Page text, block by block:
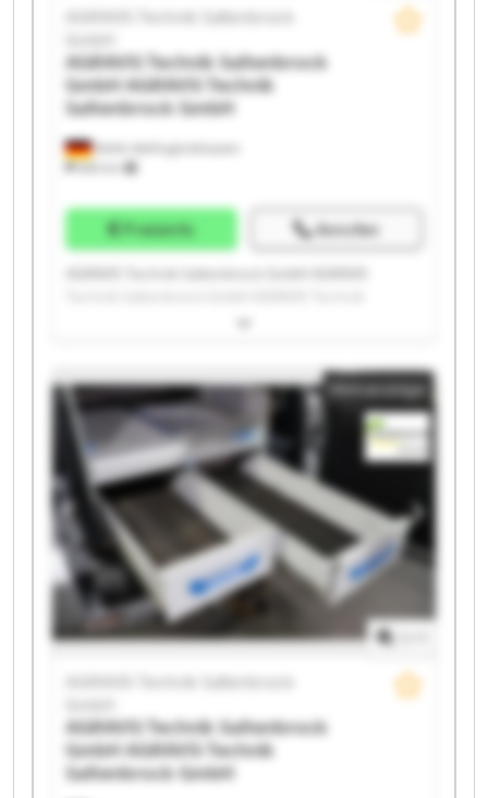
Melle-Wellingholzhausen
685 km
AGRAVIS Technik Saltenbrock
AGRAVIS Technik Saltenbrock
GmbHAGRAVIS Technik
Saltenbrock GmbH
Preisinfo Anrufen
Saltenbrock GmbH AGRAVIS Technik Saltenbrock
Technik Saltenbrock GmbH AGRAVIS Technik
Saltenbrock GmbH AGRAVIS Technik Saltenbrock
GmbH AGRAVIS Technik Saltenbrock GmbH AGRAVIS
Technik Saltenbrock GmbH AGRAVIS Technik
Saltenbrock GmbH AGRAVIS Technik Saltenbrock
GmbH AGRAVIS Technik Saltenbrock GmbH AGRAVIS
Technik Saltenbrock GmbH AGRAVIS Technik
Saltenbrock GmbH AGRAVIS Technik Saltenbrock
GmbH AGRAVIS Technik Saltenbrock GmbH AGRAVIS
Technik Saltenbrock GmbH AGRAVIS Technik
Saltenbrock GmbH AGRAVIS Technik Saltenbrock
Kleinanzeige
AGRAVIS Technik Saltenbrock
AGRAVIS Technik Saltenbrock
GmbHAGRAVIS Technik
Saltenbrock GmbH